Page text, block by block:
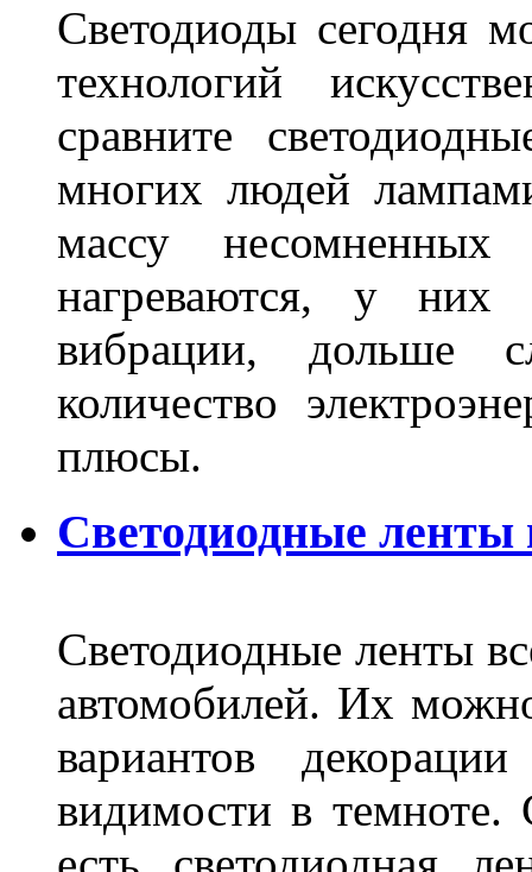
Светодиоды сегодня
технологий
сравните
многих людей
массу
нагреваются, у них
вибрации, дольше
количество
плюсы.
Светодиодные
Светодиодные ленты
автомобилей. Их
вариантов
видимости в темноте.